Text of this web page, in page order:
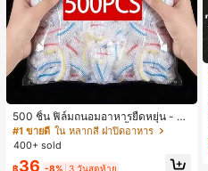
500 ชิ้น ฟิล์มถนอมอาหารยืดหยุ่น - ฝา
ครอบจานใสยืดหยุ่น, ใช้ซ้ำได้, หลากห
ลายฟังก์ชัน, ไม่มีกลิ่น, ป้องกันฝุ่น เหมา
าะกับขนาดจานทุกขนาด, สิ่งจำเป็นสำ
#1 ขายดี ใน หลากสี ฝาปิดอาหาร
400+ sold
฿36 -8% 3 วันสุดท้าย